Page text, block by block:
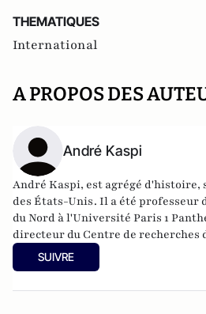
THEMATIQUES
International
A PROPOS DES
André Kaspi
André Kaspi, est agrégé
des États-Unis. Il a été professeur
du Nord à l'Université Paris 1
directeur du Centre de
américaine (CRHNA). Il a présidé
l'histoire du CNRS.
SUIVRE